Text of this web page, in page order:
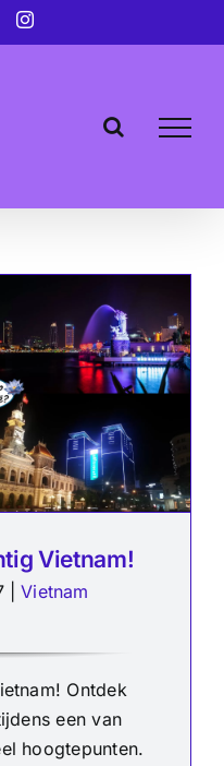
Instagram
Vietnam!
Vietnam
Ontdek
een van
hoogtepunten.